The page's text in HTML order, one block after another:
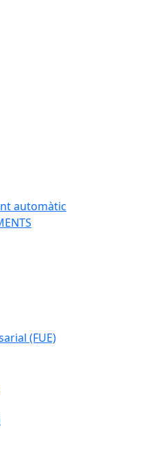
automàtic
(FUE)